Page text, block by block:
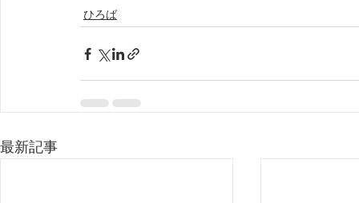
ひろば
最新記事